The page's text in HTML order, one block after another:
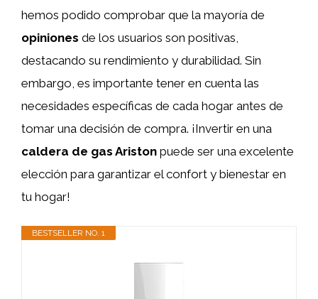
hemos podido comprobar que la mayoría de
opiniones de los usuarios son positivas,
destacando su rendimiento y durabilidad. Sin
embargo, es importante tener en cuenta las
necesidades específicas de cada hogar antes de
tomar una decisión de compra. ¡Invertir en una
caldera de gas Ariston puede ser una excelente
elección para garantizar el confort y bienestar en
tu hogar!
BESTSELLER NO. 1